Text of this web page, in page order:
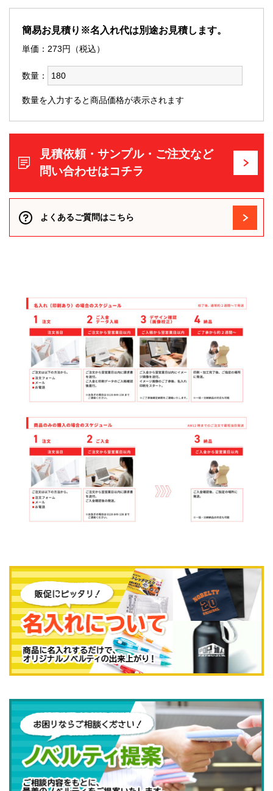
簡易お見積り※名入れ代は別途お見積します。
単価： 273円（税込）
数量：
数量を入力すると商品価格が表示されます
見積依頼・サンプル・ご注文など
問い合わせはコチラ
よくあるご質問はこちら